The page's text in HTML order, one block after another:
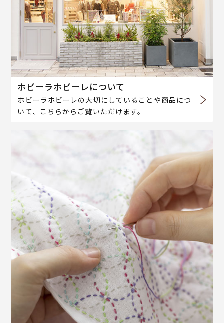
ホビーラホビーレについて
ホビーラホビーレの大切にしていることや商品につ
いて、こちらからご覧いただけます。